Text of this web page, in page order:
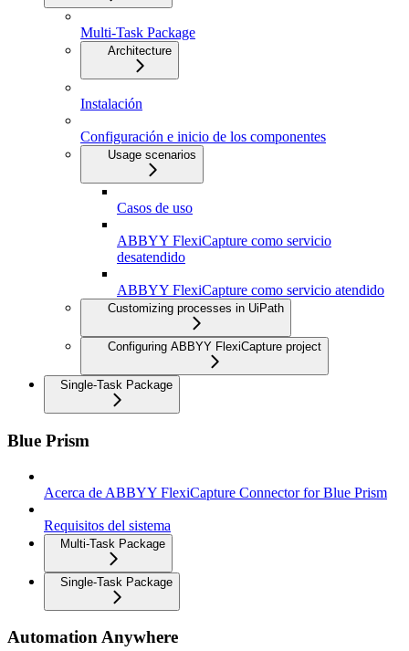
Multi-Task Package
Architecture
Instalación
Configuración e inicio de los componentes
Usage scenarios
Casos de uso
ABBYY FlexiCapture como servicio
desatendido
ABBYY FlexiCapture como servicio atendido
Customizing processes in UiPath
Configuring ABBYY FlexiCapture project
Single-Task Package
Blue Prism
Acerca de ABBYY FlexiCapture Connector for Blue Prism
Requisitos del sistema
Multi-Task Package
Single-Task Package
Automation Anywhere